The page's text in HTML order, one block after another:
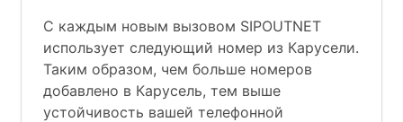
С каждым новым вызовом SIPOUTNET
использует следующий номер из Карусели.
Таким образом, чем больше номеров
добавлено в Карусель, тем выше
устойчивость вашей телефонной